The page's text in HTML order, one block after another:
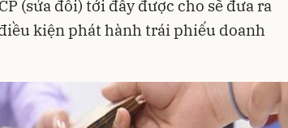
(sửa đổi) tới đây được cho sẽ đưa ra
kiện phát hành trái phiếu doanh